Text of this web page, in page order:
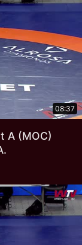
08:37
А (МОС)